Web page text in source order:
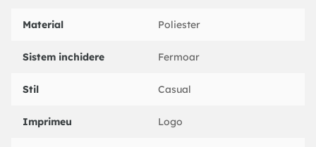
Material Poliester
Sistem inchidere Fermoar
Stil Casual
Imprimeu Logo